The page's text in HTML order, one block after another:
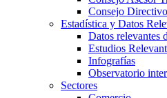
Consejo
Estadística y Datos
Datos relevantes
Estudios
Infografías
Observatorio
Sectores